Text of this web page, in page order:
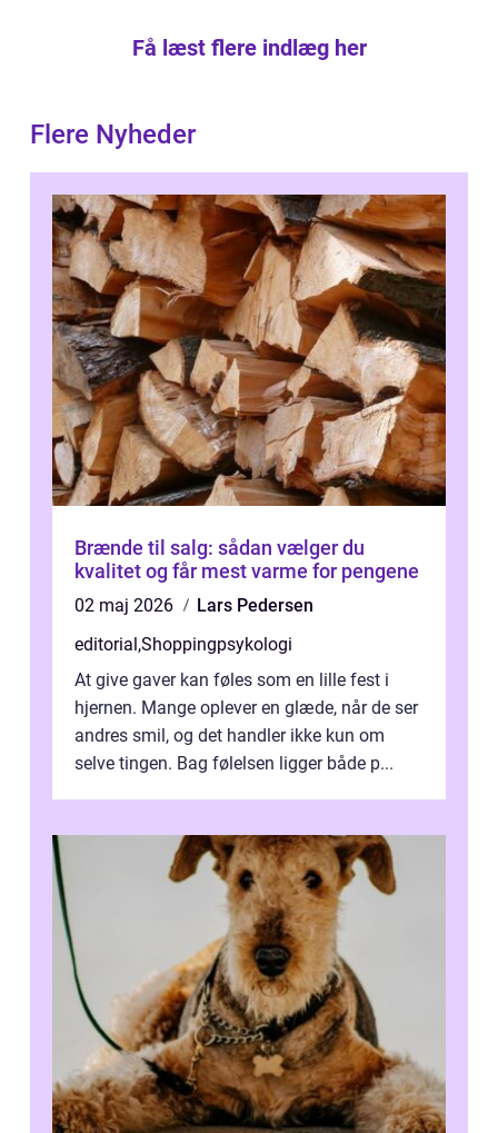
Få læst flere indlæg her
Flere Nyheder
Brænde til salg: sådan vælger du
kvalitet og får mest varme for pengene
02 maj 2026
Lars Pedersen
editorial,Shoppingpsykologi
At give gaver kan føles som en lille fest i
hjernen. Mange oplever en glæde, når de ser
andres smil, og det handler ikke kun om
selve tingen. Bag følelsen ligger både p...